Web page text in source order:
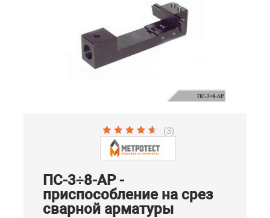
(3)
ПС-3÷8-АР -
приспособление на срез
сварной арматуры